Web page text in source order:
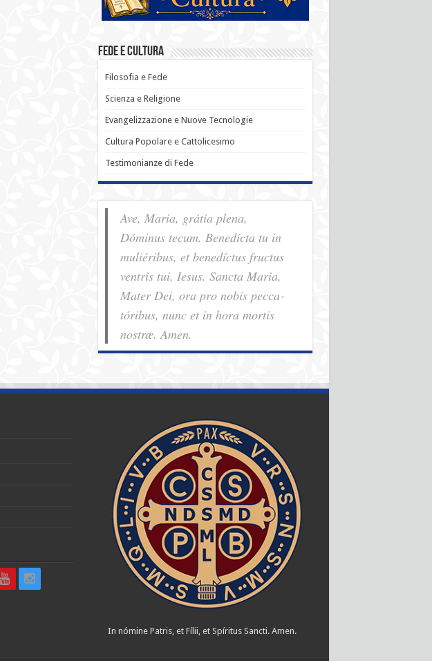
Fede e Cultura
Filosofia e Fede
Scienza e Religione
Evangelizzazione e Nuove Tecnologie
Cultura Popolare e Cattolicesimo
Testimonianze di Fede
Ave, Maria, grátia plena,
Dóminus tecum. Benedícta tu in
muliéribus, et benedíctus fructus
ventris tui, Iesus. Sancta Maria,
Mater Dei, ora pro nobis pec­ca­
tóribus, nunc et in hora mortis
nostræ. Amen.
In nómine Patris, et Fílii, et Spíritus Sancti. Amen.